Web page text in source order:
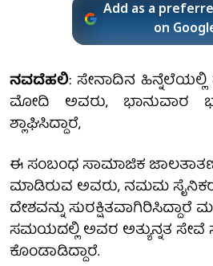
Add as a
on
ನವದೆಹಲಿ: ಸೇನಾದಿನ ಹಿನ್ನೆಲೆಯಲ್ಲಿ
ಮೋದಿ ಅವರು, ಭಾನುವಾರ
ಶ್ಲಾಘಿಸಿದ್ದಾರೆ,
ಈ ಸಂಬಂಧ ಸಾಮಾಜಿಕ ಜಾಲತಾತಣ
ಮಾಡಿರುವ ಅವರು, ನಮಮ
ದೇಶವನ್ನು ಸುರಕ್ಷಿತವಾಗಿರಿಸಿದ್ದಾರೆ
ಸಮಯದಲ್ಲಿ ಅವರ ಅತ್ಯುನ್ನತ ಸೇವೆ
ಕೊಂಡಾಡಿದ್ದಾರೆ.